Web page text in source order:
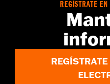
Se vende por unidades:Cada
Contenido del embalaje:Raíl
tornillería necesaria para su
REGÍSTRATE